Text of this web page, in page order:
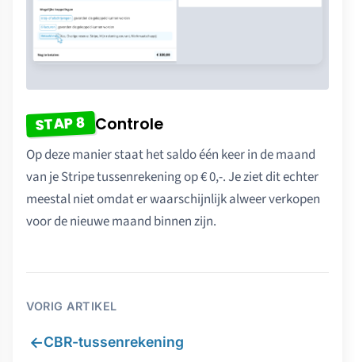
STAP 8 Controle
Op deze manier staat het saldo één keer in de maand
van je Stripe tussenrekening op € 0,-. Je ziet dit echter
meestal niet omdat er waarschijnlijk alweer verkopen
voor de nieuwe maand binnen zijn.
VORIG ARTIKEL
←CBR-tussenrekening